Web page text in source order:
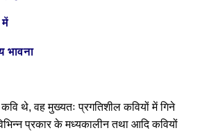
में
भावना
थे, वह मुख्यतः प्रगतिशील कवियों में गिने
प्रकार के मध्यकालीन तथा आदि कवियों